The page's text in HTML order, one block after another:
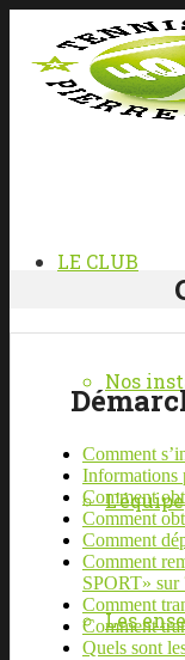
LE CLUB
Nos
L’équipe
Les
Comment
Informations
Comment
Comment
Comment
Comment
SPORT» sur
Comment
Comment
Quels sont